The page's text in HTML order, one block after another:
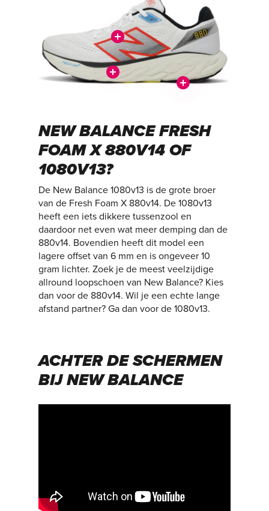
NEW BALANCE FRESH
FOAM X 880V14 OF
1080V13?
De New Balance 1080v13 is de grote broer
van de Fresh Foam X 880v14. De 1080v13
heeft een iets dikkere tussenzool en
daardoor net even wat meer demping dan de
880v14. Bovendien heeft dit model een
lagere offset van 6 mm en is ongeveer 10
gram lichter. Zoek je de meest veelzijdige
allround loopschoen van New Balance? Kies
dan voor de 880v14. Wil je een echte lange
afstand partner? Ga dan voor de 1080v13.
ACHTER DE SCHERMEN
BIJ NEW BALANCE